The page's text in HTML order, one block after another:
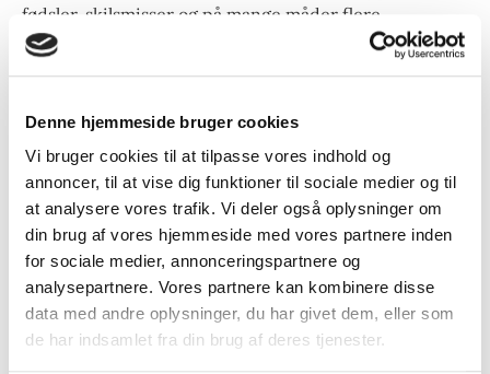
Denne hjemmeside bruger cookies
Vi bruger cookies til at tilpasse vores indhold og
annoncer, til at vise dig funktioner til sociale medier og til
at analysere vores trafik. Vi deler også oplysninger om
din brug af vores hjemmeside med vores partnere inden
for sociale medier, annonceringspartnere og
analysepartnere. Vores partnere kan kombinere disse
data med andre oplysninger, du har givet dem, eller som
de har indsamlet fra din brug af deres tjenester.
fødsler, skilsmisser og på mange måder flere
forskellige oplevelser i livet. Jeg bruger TRE i min
hverdag, på tidspunkter hvor jeg kan føle mig presset
mig op ad væggen og mærker hvordan jeg slipper
presset i kroppen og skaber balance. Jeg har lært min
krop så meget at kende, at det er helt naturligt for
kroppen at den slipper efter behov. Samtidig er
kroppen og metoden så unik at min krop slipper
traumer i en rækkefølge, så jeg selv kan være med. Hos
mig kommer der stadig nye traume op til overfladen
og som jeg ikke er kommet til mig før nu og jeg er
meget taknemmeligt over at jeg får løsnet op for
traumer, der ligger godt gemt.